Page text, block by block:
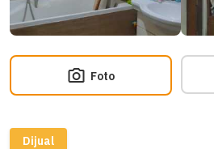
Foto
Dijual